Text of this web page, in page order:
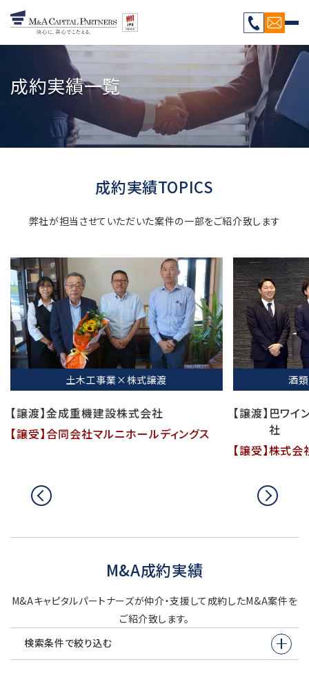
成約実績一覧
成約実績TOPICS
弊社が担当させていただいた案件の一部をご紹介致します
土木工事業×株式譲渡
譲渡】金成重機建設株式会社
譲受】合同会社マルニホールディングス
酒類
【譲渡】巴ワイン
社
【譲受】株式会社
前
移
次
移
M&A成約実績
M&Aキャピタルパートナーズが仲介・支援して成約したM&A案件を
ご紹介致します。
検索条件で絞り込む